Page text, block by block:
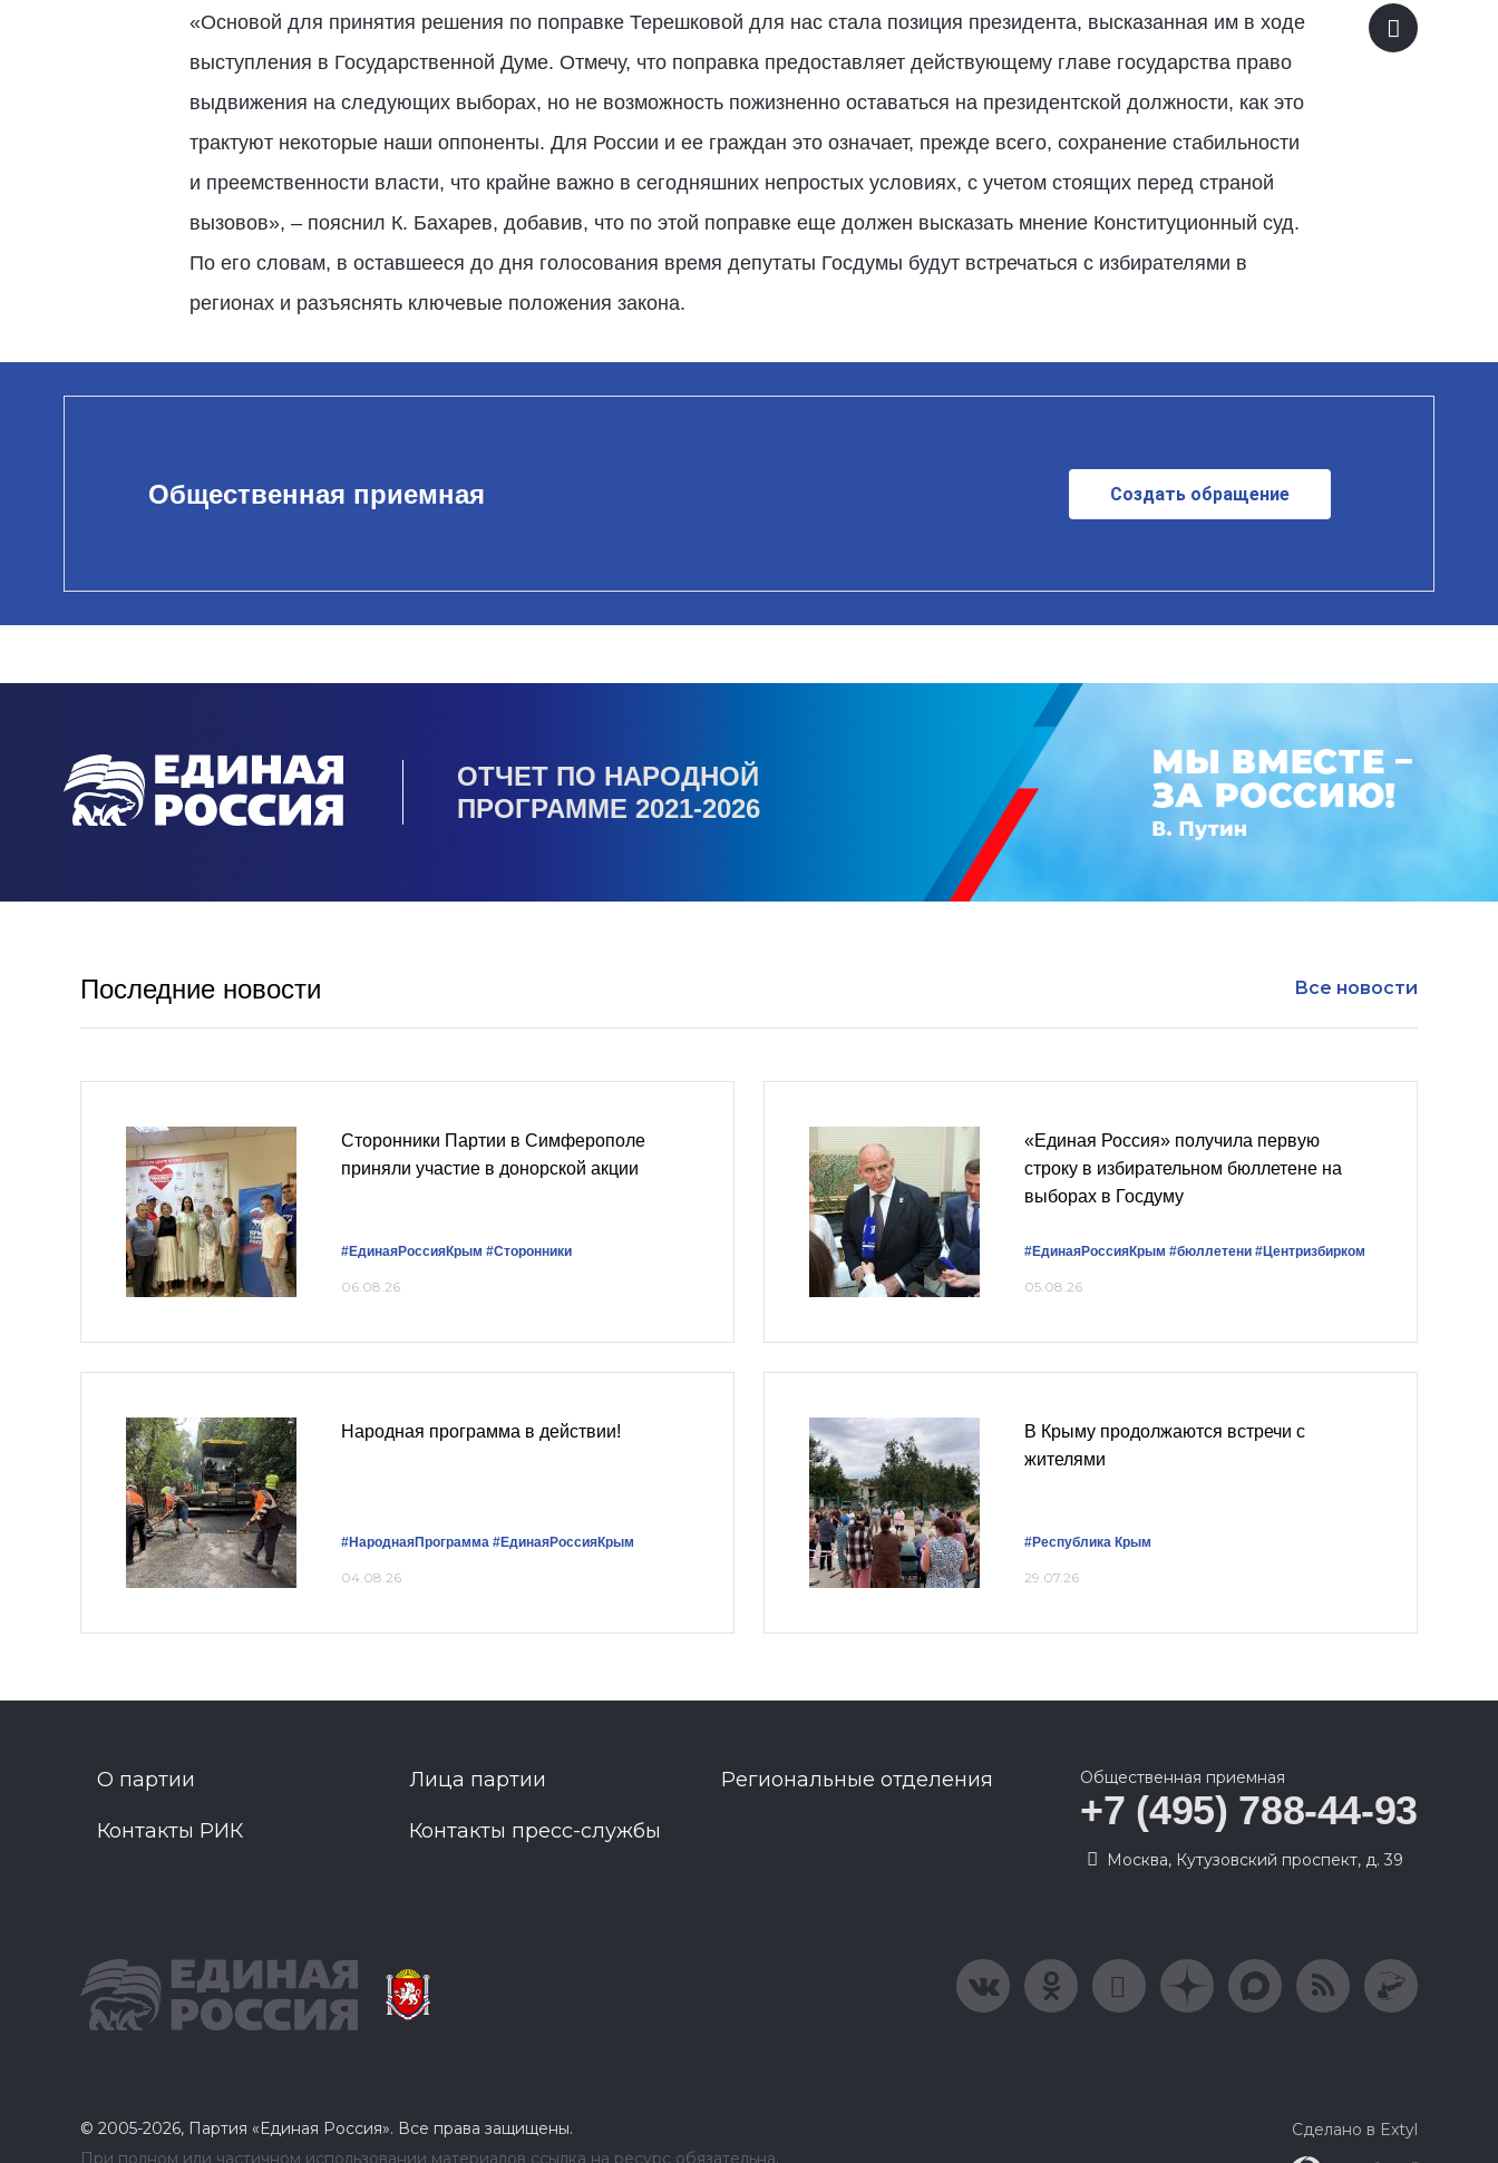
«Основой для принятия решения по поправке Терешковой для нас стала позиция президента, высказанная им в ходе
выступления в Государственной Думе. Отмечу, что поправка предоставляет действующему главе государства право
выдвижения на следующих выборах, но не возможность пожизненно оставаться на президентской должности, как это
трактуют некоторые наши оппоненты. Для России и ее граждан это означает, прежде всего, сохранение стабильности
и преемственности власти, что крайне важно в сегодняшних непростых условиях, с учетом стоящих перед страной
вызовов», – пояснил К. Бахарев, добавив, что по этой поправке еще должен высказать мнение Конституционный суд.
По его словам, в оставшееся до дня голосования время депутаты Госдумы будут встречаться с избирателями в
регионах и разъяснять ключевые положения закона.
Общественная приемная Создать обращение
ОТЧЕТ ПО НАРОДНОЙ
ПРОГРАММЕ 2021-2026
Последние новости Все новости
Сторонники Партии в Симферополе
приняли участие в донорской акции
#ЕдинаяРоссияКрым #Сторонники
06.08.26
«Единая Россия» получила первую
строку в избирательном бюллетене на
выборах в Госдуму
#ЕдинаяРоссияКрым #бюллетени #Центризбирком
05.08.26
Народная программа в действии!
#НароднаяПрограмма #ЕдинаяРоссияКрым
04.08.26
В Крыму продолжаются встречи с
жителями
#Республика Крым
29.07.26
О партии Лица партии Региональные отделения
Контакты РИК Контакты пресс-службы
Общественная приемная
+7 (495) 788-44-93
Москва, Кутузовский проспект, д. 39
© 2005-2026, Партия «Единая Россия». Все права защищены.
При полном или частичном использовании материалов ссылка на ресурс обязательна.
Сделано в Extyl